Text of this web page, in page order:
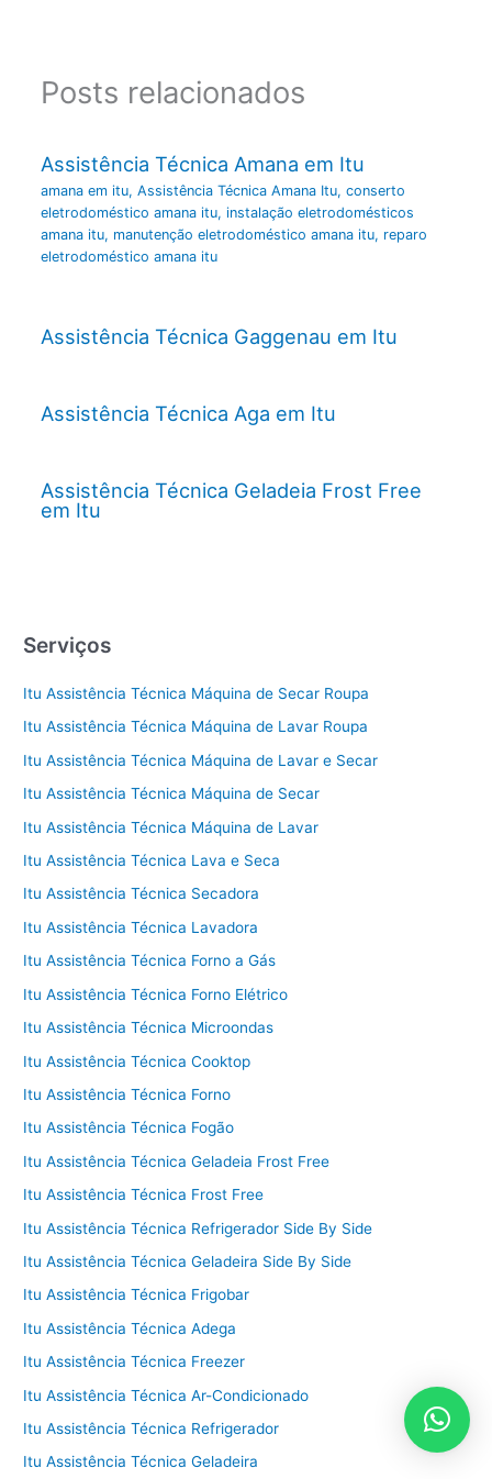
Posts relacionados
Assistência Técnica Amana em Itu
amana em itu, Assistência Técnica Amana Itu, conserto
eletrodoméstico amana itu, instalação eletrodomésticos
amana itu, manutenção eletrodoméstico amana itu, reparo
eletrodoméstico amana itu
Assistência Técnica Gaggenau em Itu
Assistência Técnica Aga em Itu
Assistência Técnica Geladeia Frost Free
em Itu
Serviços
Itu Assistência Técnica Máquina de Secar Roupa
Itu Assistência Técnica Máquina de Lavar Roupa
Itu Assistência Técnica Máquina de Lavar e Secar
Itu Assistência Técnica Máquina de Secar
Itu Assistência Técnica Máquina de Lavar
Itu Assistência Técnica Lava e Seca
Itu Assistência Técnica Secadora
Itu Assistência Técnica Lavadora
Itu Assistência Técnica Forno a Gás
Itu Assistência Técnica Forno Elétrico
Itu Assistência Técnica Microondas
Itu Assistência Técnica Cooktop
Itu Assistência Técnica Forno
Itu Assistência Técnica Fogão
Itu Assistência Técnica Geladeia Frost Free
Itu Assistência Técnica Frost Free
Itu Assistência Técnica Refrigerador Side By Side
Itu Assistência Técnica Geladeira Side By Side
Itu Assistência Técnica Frigobar
Itu Assistência Técnica Adega
Itu Assistência Técnica Freezer
Itu Assistência Técnica Ar-Condicionado
Itu Assistência Técnica Refrigerador
Itu Assistência Técnica Geladeira